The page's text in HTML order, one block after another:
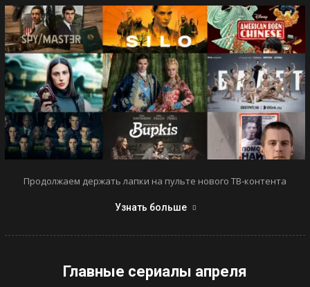
Продолжаем держать лапки на пульте нового ТВ-контента
Узнать больше
Главные сериалы апреля